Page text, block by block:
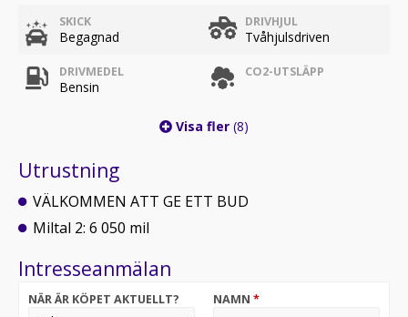
SKICK
Begagnad
DRIVHJUL
Tvåhjulsdriven
DRIVMEDEL
Bensin
CO2-UTSLÄPP
Visa fler (8)
Utrustning
VÄLKOMMEN ATT GE ETT BUD
Miltal 2: 6 050 mil
Intresseanmälan
NÄR ÄR KÖPET AKTUELLT? NAMN *